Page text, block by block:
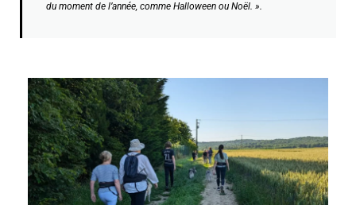
du moment de l’année, comme Halloween ou Noël. ».